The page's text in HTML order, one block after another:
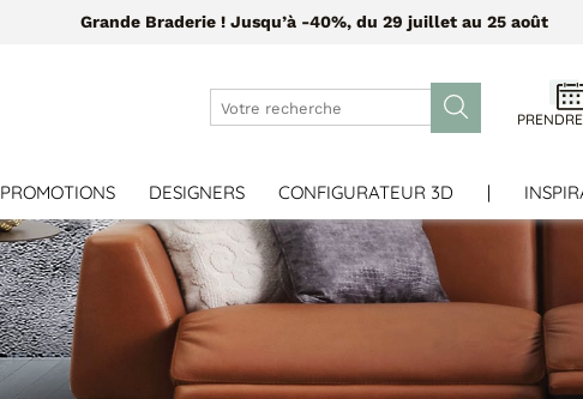
Grande Braderie ! Jusqu’à -40%, du 29 juillet au 25 août
PROMOTIONS DESIGNERS CONFIGURATEUR 3D |